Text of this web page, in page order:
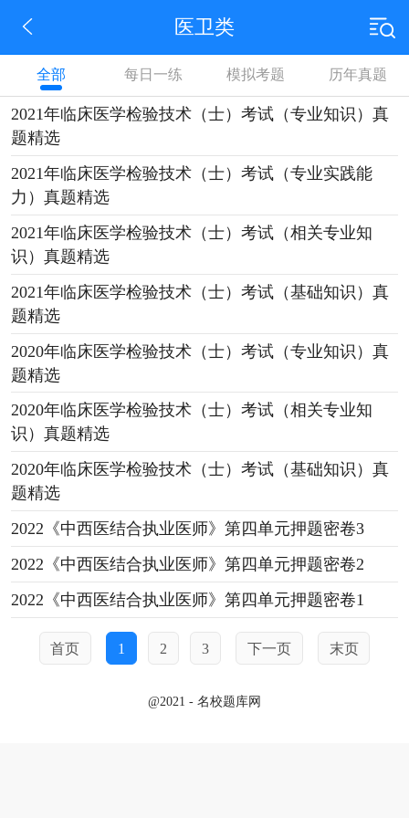
医卫类
全部 每日一练 模拟考题 历年真题
2021年临床医学检验技术（士）考试（专业知识）真
题精选
2021年临床医学检验技术（士）考试（专业实践能
力）真题精选
2021年临床医学检验技术（士）考试（相关专业知
识）真题精选
2021年临床医学检验技术（士）考试（基础知识）真
题精选
2020年临床医学检验技术（士）考试（专业知识）真
题精选
2020年临床医学检验技术（士）考试（相关专业知
识）真题精选
2020年临床医学检验技术（士）考试（基础知识）真
题精选
2022《中西医结合执业医师》第四单元押题密卷3
2022《中西医结合执业医师》第四单元押题密卷2
2022《中西医结合执业医师》第四单元押题密卷1
首页 1 2 3 下一页 末页
@2021 - 名校题库网